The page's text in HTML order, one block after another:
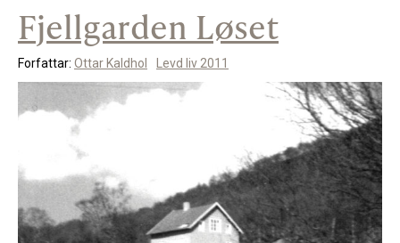
Fjellgarden Løset
Forfattar: Ottar Kaldhol Levd liv 2011